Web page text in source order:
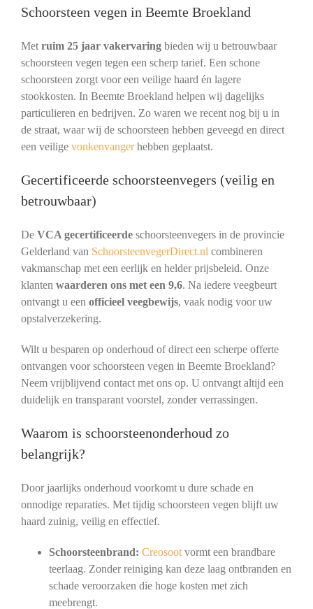
Schoorsteen vegen in Beemte Broekland
Met ruim 25 jaar vakervaringbieden wij u betrouwbaar
schoorsteen vegen tegen een scherp tarief. Een schone
schoorsteen zorgt voor een veilige haard én lagere
stookkosten. In Beemte Broekland helpen wij dagelijks
particulieren en bedrijven. Zo waren we recent nog bij u in
de straat, waar wij de schoorsteen hebben geveegd en direct
een veilige vonkenvangerhebben geplaatst.
Gecertificeerde schoorsteenvegers (veilig en
betrouwbaar)
De VCA gecertificeerdeschoorsteenvegers in de provincie
Gelderland van SchoorsteenvegerDirect.nl combineren
vakmanschap met een eerlijk en helder prijsbeleid. Onze
klanten waarderen ons met een 9,6. Na iedere veegbeurt
ontvangt u een officieel veegbewijs, vaak nodig voor uw
opstalverzekering.
Wilt u besparen op onderhoud of direct een scherpe offerte
ontvangen voor schoorsteen vegen in Beemte Broekland?
Neem vrijblijvend contact met ons op. U ontvangt altijd een
duidelijk en transparant voorstel, zonder verrassingen.
Waarom is schoorsteenonderhoud zo
belangrijk?
Door jaarlijks onderhoud voorkomt u dure schade en
onnodige reparaties. Met tijdig schoorsteen vegen blijft uw
haard zuinig, veilig en effectief.
Schoorsteenbrand: Creosootvormt een brandbare
teerlaag. Zonder reiniging kan deze laag ontbranden en
schade veroorzaken die hoge kosten met zich
meebrengt.